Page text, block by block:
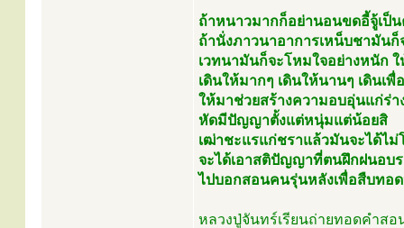
ถ้าหนาวมากก็อย่านอนขดอี้จู้เป็
ถ้านั่งภาวนาอาการเหน็บชามันก็จ
เวทนามันก็จะโหมใจอย่างหนัก ใ
เดินให้มากๆ เดินให้นานๆ เดินเพื่
ให้มาช่วยสร้างความอบอุ่นแก่ร่า
หัดมีปัญญาตั้งแต่หนุ่มแต่น้อยสิ
เฒ่าชะแรแก่ชราแล้วมันจะได้ไม่โ
จะได้เอาสติปัญญาที่ตนฝึกฝนอบ
ไปบอกสอนคนรุ่นหลังเพื่อสืบทอ
หลวงปู่จันทร์เรียนถ่ายทอดคำส